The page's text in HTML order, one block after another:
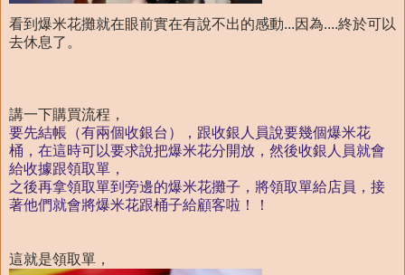
看到爆米花攤就在眼前實在有說不出的感動...因為....終於可以
去休息了。
講一下購買流程，
要先結帳（有兩個收銀台），跟收銀人員說要幾個爆米花
桶，在這時可以要求說把爆米花分開放，然後收銀人員就會
給收據跟領取單，
之後再拿領取單到旁邊的爆米花攤子，將領取單給店員，接
著他們就會將爆米花跟桶子給顧客啦！！
這就是領取單，